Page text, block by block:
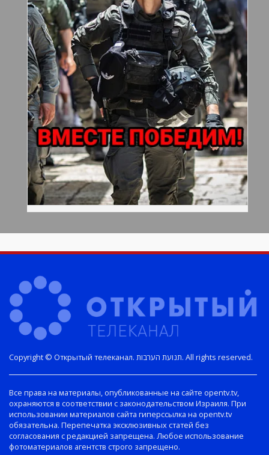
Copyright © Открытый телеканал. תנועת הערבות. All rights reserved.
Все права на материалы, опубликованные на сайте opentv.tv,
охраняются в соответствии с законодательством Израиля. При
использовании материалов сайта гиперссылка на opentv.tv
обязательна. Перепечатка эксклюзивных статей без
согласования с редакцией запрещена. Любое использование
фотоматериалов агентств строго запрещено.